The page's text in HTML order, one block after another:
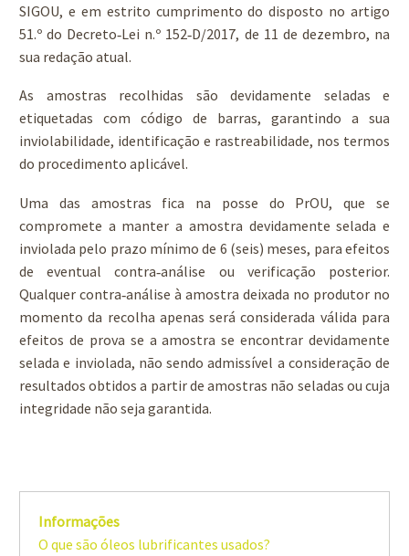
SIGOU, e em estrito cumprimento do disposto no artigo
51.º do Decreto‑Lei n.º 152‑D/2017, de 11 de dezembro, na
sua redação atual.
As amostras recolhidas são devidamente seladas e
etiquetadas com código de barras, garantindo a sua
inviolabilidade, identificação e rastreabilidade, nos termos
do procedimento aplicável.
Uma das amostras fica na posse do PrOU, que se
compromete a manter a amostra devidamente selada e
inviolada pelo prazo mínimo de 6 (seis) meses, para efeitos
de eventual contra‑análise ou verificação posterior.
Qualquer contra‑análise à amostra deixada no produtor no
momento da recolha apenas será considerada válida para
efeitos de prova se a amostra se encontrar devidamente
selada e inviolada, não sendo admissível a consideração de
resultados obtidos a partir de amostras não seladas ou cuja
integridade não seja garantida.
Informações
O que são óleos lubrificantes usados?